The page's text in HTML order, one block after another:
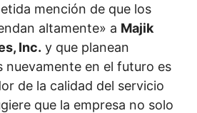
mención de que los
altamente» a Majik
Inc. y que planean
nuevamente en el futuro es
de la calidad del servicio
que la empresa no solo